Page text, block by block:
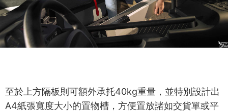
至於上方隔板則可額外承托40kg重量，並特別設計出
A4紙張寬度大小的置物槽，方便置放諸如交貨單或平